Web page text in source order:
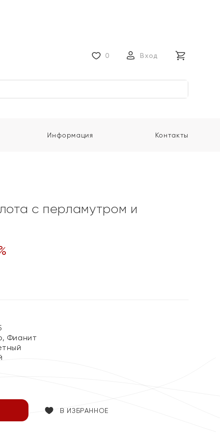
0 Вход
Информация Контакты
с перламутром и
Фианит
В ИЗБРАННОЕ